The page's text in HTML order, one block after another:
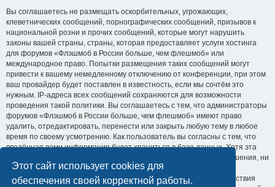
Этот сайт использует cookies для
обеспечения своей корректной работы.
Вы соглашаетесь не размещать оскорбительных, угрожающих,
клеветнических сообщений, порнографических сообщений, призывов к
национальной розни и прочих сообщений, которые могут нарушить
законы вашей страны, страны, которая предоставляет услуги хостинга
для форумов «Флэшмоб в России больше, чем флешмоб» или
международное право. Попытки размещения таких сообщений могут
привести к вашему немедленному отключению от конференции, при этом
ваш провайдер будет поставлен в известность, если мы сочтём это
нужным. IP-адреса всех сообщений сохраняются для возможности
проведения такой политики. Вы соглашаетесь с тем, что администраторы
форумов «Флэшмоб в России больше, чем флешмоб» имеют право
удалить, отредактировать, перенести или закрыть любую тему в любое
время по своему усмотрению. Как пользователь вы согласны с тем, что
введённая вами информация будет храниться в базе данных. Хотя эта
информация не будет открыта третьим лицам без вашего разрешения, ни
администрация конференции «Флэшмоб в России больше, чем
флешмоб», ни phpBB Limited не может быть ответственна за действия